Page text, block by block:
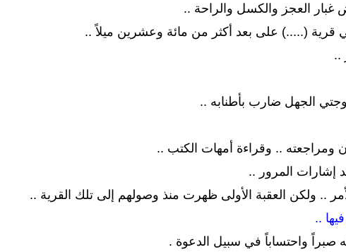
العجز والكسل والراحة ..
قرية (.....) على بعد أكثر من مائة وعشرين ميلاً ..
..
الجهل ضارب بأطنابه ..
ومراجعته .. وقراءة أمهات الكتب ..
إشارات المرور ..
.. ولكن العقبة الأولى ظهرت منذ وصولهم إلى تلك القرية ..
..
صبراً واحتساباً في سبيل الدعوة .